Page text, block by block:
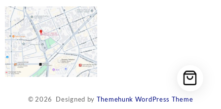
© 2026 Designed by Themehunk WordPress Theme